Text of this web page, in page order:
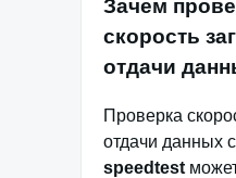
Зачем
скорость
отдачи
Проверка
отдачи данных
speedtest